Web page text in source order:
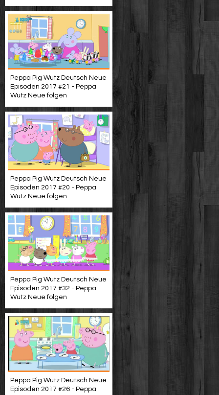
Peppa Pig Wutz Deutsch Neue
Episoden 2017 #21 - Peppa
Wutz Neue folgen
Peppa Pig Wutz Deutsch Neue
Episoden 2017 #20 - Peppa
Wutz Neue folgen
Peppa Pig Wutz Deutsch Neue
Episoden 2017 #32 - Peppa
Wutz Neue folgen
Peppa Pig Wutz Deutsch Neue
Episoden 2017 #26 - Peppa